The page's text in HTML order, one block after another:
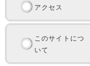
アクセス
このサイトにつ
いて